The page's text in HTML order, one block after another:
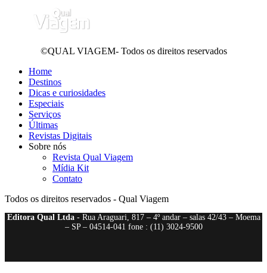
©QUAL VIAGEM- Todos os direitos reservados
Home
Destinos
Dicas e curiosidades
Especiais
Serviços
Últimas
Revistas Digitais
Sobre nós
Revista Qual Viagem
Mídia Kit
Contato
Todos os direitos reservados - Qual Viagem
Editora Qual Ltda- Rua Araguari, 817 – 4º andar – salas 42/43 – Moema
– SP – 04514-041 fone : (11) 3024-9500